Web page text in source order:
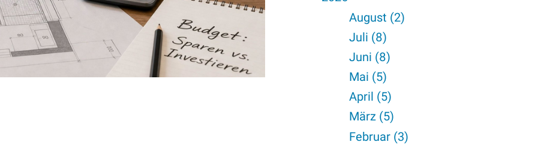
August (2)
Juli (8)
Juni (8)
Mai (5)
April (5)
März (5)
Februar (3)